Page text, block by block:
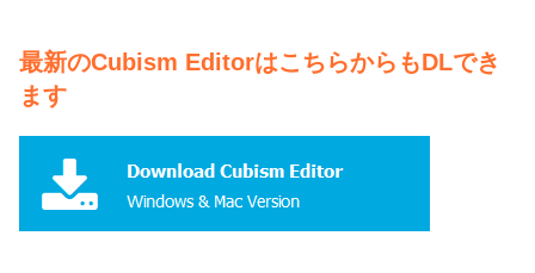
最新のCubism EditorはこちらからもDLでき
ます